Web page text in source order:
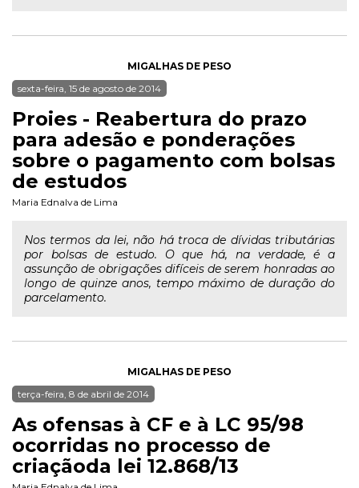
MIGALHAS DE PESO
sexta-feira, 15 de agosto de 2014
Proies - Reabertura do prazo
para adesão e ponderações
sobre o pagamento com bolsas
de estudos
Maria Ednalva de Lima
Nos termos da lei, não há troca de dívidas tributárias
por bolsas de estudo. O que há, na verdade, é a
assunção de obrigações difíceis de serem honradas ao
longo de quinze anos, tempo máximo de duração do
parcelamento.
MIGALHAS DE PESO
terça-feira, 8 de abril de 2014
As ofensas à CF e à LC 95/98
ocorridas no processo de
criaçãoda lei 12.868/13